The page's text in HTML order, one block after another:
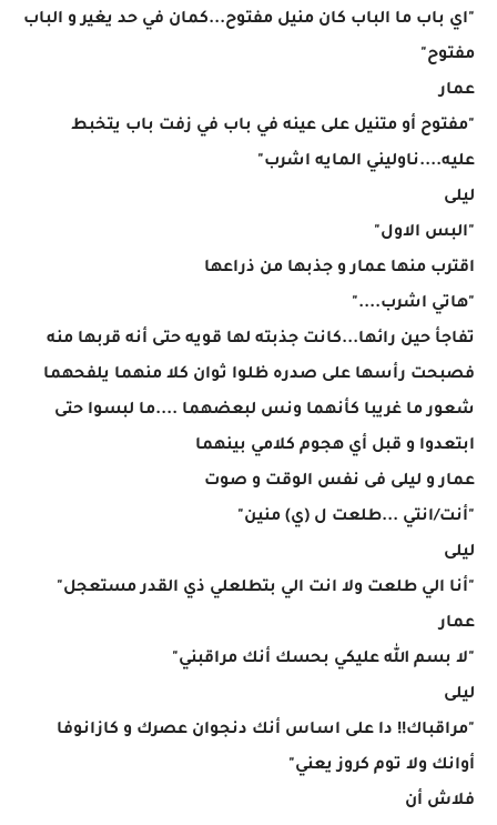
"اي باب ما الباب كان منيل مفتوح...كمان في حد يغير و الباب
مفتوح"
عمار
"مفتوح أو متنيل على عينه في باب في زفت باب يتخبط
عليه....ناوليني المايه اشرب"
ليلى
"البس الاول"
اقترب منها عمار و جذبها من ذراعها
"هاتي اشرب...."
تفاجأ حين رائها...كانت جذبته لها قويه حتى أنه قربها منه
فصبحت رأسها على صدره ظلوا ثوان كلا منهما يلفحهما
شعور ما غريبا كأنهما ونس لبعضهما ....ما لبسوا حتى
ابتعدوا و قبل أي هجوم كلامي بينهما
عمار و ليلى فى نفس الوقت و صوت
"أنت/انتي ...طلعت ل (ي) منين"
ليلى
"أنا الي طلعت ولا انت الي بتطلعلي ذي القدر مستعجل"
عمار
"لا بسم الله عليكي بحسك أنك مراقبني"
ليلى
"مراقباك!! دا على اساس أنك دنجوان عصرك و كازانوفا
أوانك ولا توم كروز يعني"
فلاش أن